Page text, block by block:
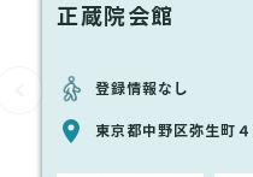
正蔵院会館
登録情報なし
東京都中野区弥生町